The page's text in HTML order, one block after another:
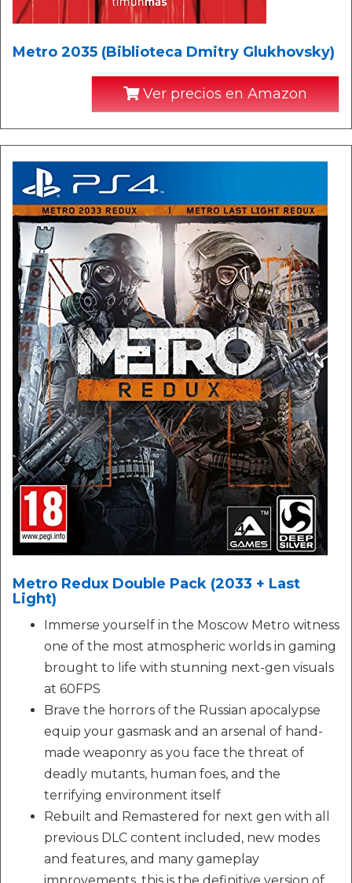
Metro 2035 (Biblioteca Dmitry Glukhovsky)
Ver precios en Amazon
Metro Redux Double Pack (2033 + Last
Light)
Immerse yourself in the Moscow Metro witness
one of the most atmospheric worlds in gaming
brought to life with stunning next-gen visuals
at 60FPS
Brave the horrors of the Russian apocalypse
equip your gasmask and an arsenal of hand-
made weaponry as you face the threat of
deadly mutants, human foes, and the
terrifying environment itself
Rebuilt and Remastered for next gen with all
previous DLC content included, new modes
and features, and many gameplay